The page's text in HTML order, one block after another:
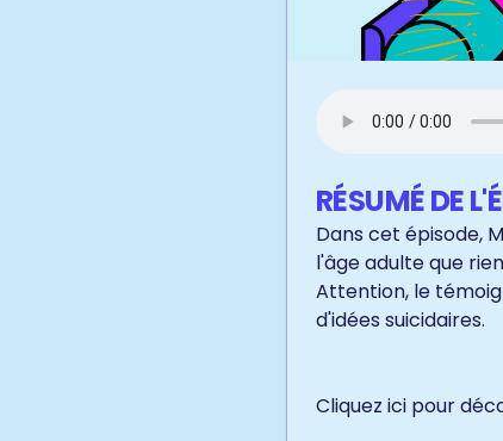
RÉSUMÉ DE
Dans cet épisode,
l'âge adulte que
Attention, le
d'idées suicidaires.
Cliquez ici pour